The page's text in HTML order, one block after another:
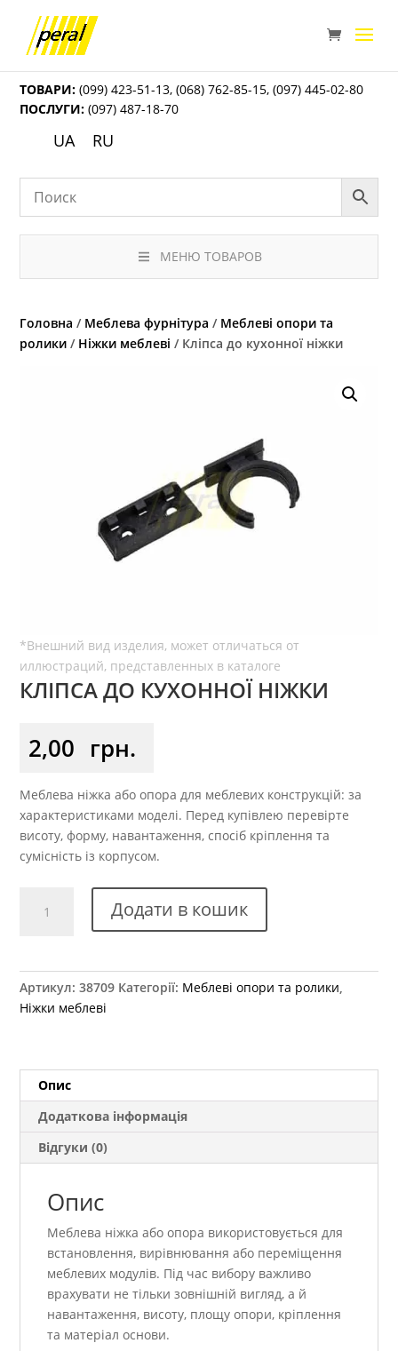
ТОВАРИ: (099) 423-51-13,(068) 762-85-15,(097) 445-02-80
ПОСЛУГИ: (097) 487-18-70
UA RU
МЕНЮ ТОВАРОВ
Головна / Меблева фурнітура / Меблеві опори та
ролики / Ніжки меблеві / Кліпса до кухонної ніжки
КЛІПСА ДО КУХОННОЇ НІЖКИ
2,00 грн.
Меблева ніжка або опора для меблевих конструкцій: за
характеристиками моделі. Перед купівлею перевірте
висоту, форму, навантаження, спосіб кріплення та
сумісність із корпусом.
Додати в кошик
Артикул:38709 Категорії: Меблеві опори та ролики
Ніжки меблеві
Опис
Додаткова інформація
Відгуки (0)
Опис
Меблева ніжка або опора використовується для
встановлення, вирівнювання або переміщення
меблевих модулів. Під час вибору важливо
врахувати не тільки зовнішній вигляд, а й
навантаження, висоту, площу опори, кріплення
та матеріал основи.